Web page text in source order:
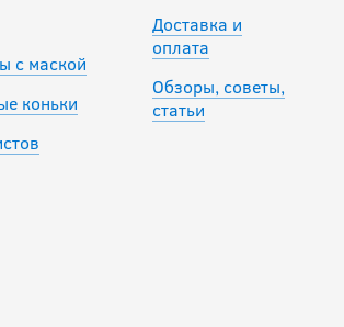
с маской
коньки
Доставка и
оплата
Обзоры, советы,
статьи